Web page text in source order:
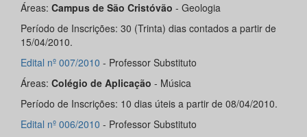
Áreas: Campus de São Cristóvão - Geologia
Período de Inscrições: 30 (Trinta) dias contados a partir de
15/04/2010.
Edital nº 007/2010 - Professor Substituto
Áreas: Colégio de Aplicação - Música
Período de Inscrições: 10 dias úteis a partir de 08/04/2010.
Edital nº 006/2010 - Professor Substituto